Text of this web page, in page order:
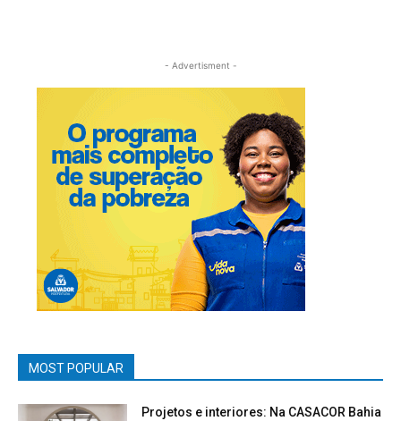
- Advertisment -
MOST POPULAR
Projetos e interiores: Na CASACOR Bahia